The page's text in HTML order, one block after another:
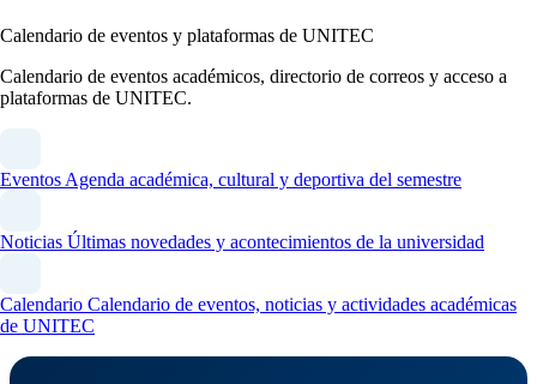
Calendario de eventos y plataformas de UNITEC
Calendario de eventos académicos, directorio de correos y acceso a
plataformas de UNITEC.
Eventos Agenda académica, cultural y deportiva del semestre
Noticias Últimas novedades y acontecimientos de la universidad
Calendario Calendario de eventos, noticias y actividades académicas
de UNITEC